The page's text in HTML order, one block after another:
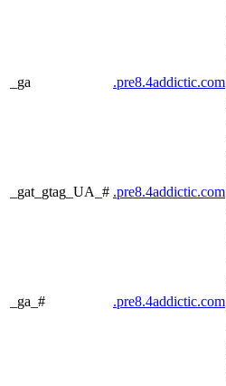
_ga .pre8.4addictic.com
_gat_gtag_UA_# .pre8.4addictic.com
_ga_# .pre8.4addictic.com